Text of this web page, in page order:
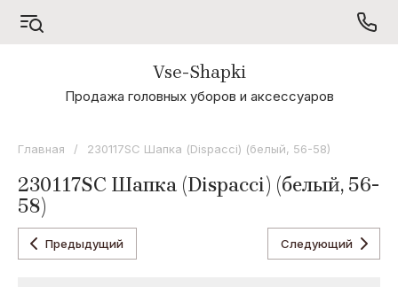
А - Я
Odyssey
Коллекция
Oxygon
Flamenco
Vse-Shapki
Продажа головных уборов и аксессуаров
Главная / 230117SC Шапка (Dispacci) (белый, 56-58)
230117SC Шапка (Dispacci) (белый, 56-
58)
Предыдущий Следующий